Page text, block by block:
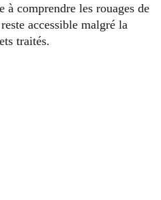
à comprendre les rouages de
accessible malgré la
traités.